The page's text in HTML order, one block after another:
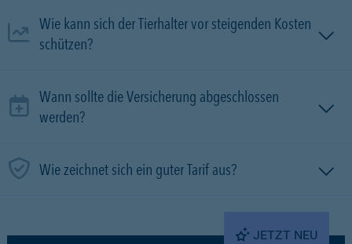
Wie kann sich der Tierhalter vor steigenden Kosten
schützen?
Wann sollte die Versicherung abgeschlossen
werden?
Wie zeichnet sich ein guter Tarif aus?
JETZT NEU